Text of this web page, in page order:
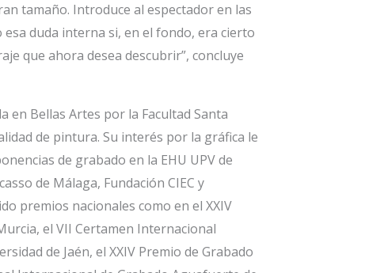
tamaño. Introduce al espectador en las
duda interna si, en el fondo, era cierto
que ahora desea descubrir”, concluye
en Bellas Artes por la Facultad Santa
de pintura. Su interés por la gráfica le
de grabado en la EHU UPV de
de Málaga, Fundación CIEC y
premios nacionales como en el XXIV
el VII Certamen Internacional
de Jaén, el XXIV Premio de Grabado